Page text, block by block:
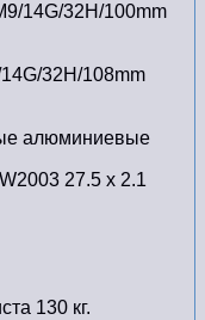
14G/32H/100mm
32H/108mm
алюминиевые
27.5 х 2.1
130 кг.